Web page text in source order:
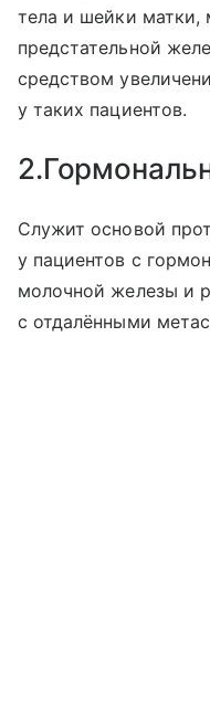
тела и шейки матки,
предстательной
средством
у таких пациентов.
Служит основой
у пациентов с
молочной железы и
с отдалёнными